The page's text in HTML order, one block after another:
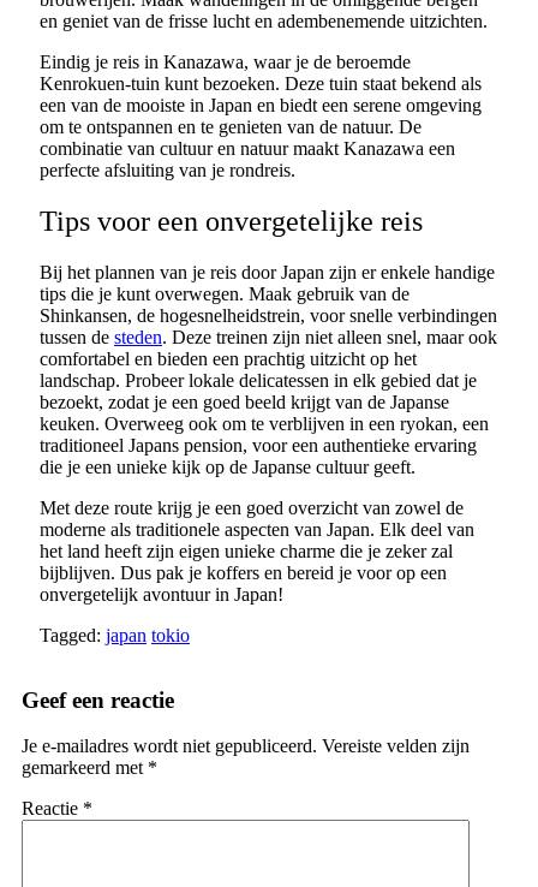
en geniet van de frisse lucht en adembenemende uitzichten.
Eindig je reis in Kanazawa, waar je de beroemde
Kenrokuen-tuin kunt bezoeken. Deze tuin staat bekend als
een van de mooiste in Japan en biedt een serene omgeving
om te ontspannen en te genieten van de natuur. De
combinatie van cultuur en natuur maakt Kanazawa een
perfecte afsluiting van je rondreis.
Tips voor een onvergetelijke reis
Bij het plannen van je reis door Japan zijn er enkele handige
tips die je kunt overwegen. Maak gebruik van de
Shinkansen, de hogesnelheidstrein, voor snelle verbindingen
tussen de steden. Deze treinen zijn niet alleen snel, maar ook
comfortabel en bieden een prachtig uitzicht op het
landschap. Probeer lokale delicatessen in elk gebied dat je
bezoekt, zodat je een goed beeld krijgt van de Japanse
keuken. Overweeg ook om te verblijven in een ryokan, een
traditioneel Japans pension, voor een authentieke ervaring
die je een unieke kijk op de Japanse cultuur geeft.
Met deze route krijg je een goed overzicht van zowel de
moderne als traditionele aspecten van Japan. Elk deel van
het land heeft zijn eigen unieke charme die je zeker zal
bijblijven. Dus pak je koffers en bereid je voor op een
onvergetelijk avontuur in Japan!
Tagged: japan tokio
Geef een reactie
Je e-mailadres wordt niet gepubliceerd. Vereiste velden zijn
gemarkeerd met *
Reactie *